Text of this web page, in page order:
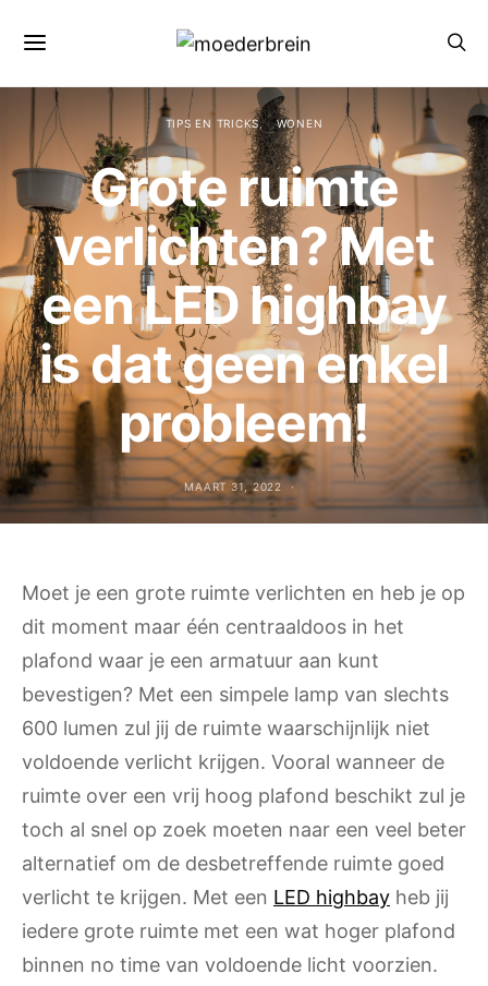
TIPS EN TRICKS WONEN
Grote ruimte
verlichten? Met
een LED highbay
is dat geen enkel
probleem!
MAART 31, 2022
Moet je een grote ruimte verlichten en heb je op
dit moment maar één centraaldoos in het
plafond waar je een armatuur aan kunt
bevestigen? Met een simpele lamp van slechts
600 lumen zul jij de ruimte waarschijnlijk niet
voldoende verlicht krijgen. Vooral wanneer de
ruimte over een vrij hoog plafond beschikt zul je
toch al snel op zoek moeten naar een veel beter
alternatief om de desbetreffende ruimte goed
verlicht te krijgen. Met een LED highbay heb jij
iedere grote ruimte met een wat hoger plafond
binnen no time van voldoende licht voorzien.